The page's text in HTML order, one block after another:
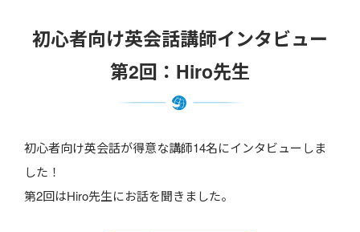
初心者向け英会話講師インタビュー
第2回：Hiro先生
初心者向け英会話が得意な講師14名にインタビューしま
した！
第2回はHiro先生にお話を聞きました。